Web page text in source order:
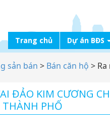
Trang chủ Dự án BĐS
sản bán > Bán căn hộ >
ĐẢO KIM CƯƠNG
THÀNH PHỐ